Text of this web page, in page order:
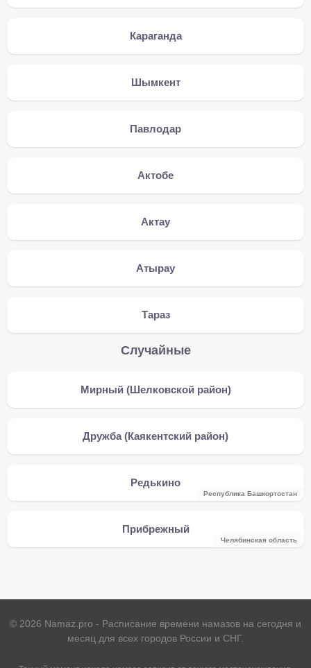
Караганда
Шымкент
Павлодар
Актобе
Актау
Атырау
Тараз
Случайные
Мирный (Шелковской район)
Дружба (Каякентский район)
Редькино
Республика Башкортостан
Прибрежный
Челябинская область
© 2026 Namaz.pro - Расписание времени намазов на сегодня и
месяц для всех городов России и СНГ.